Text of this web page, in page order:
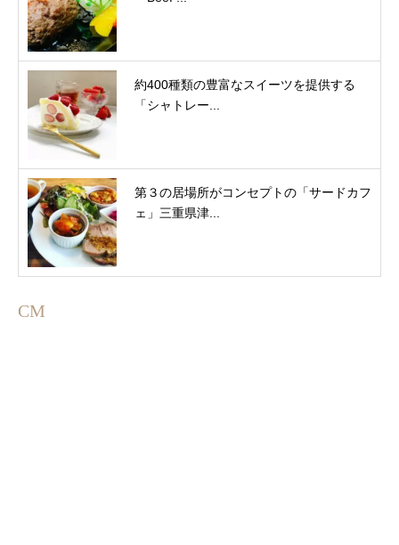
約400種類の豊富なスイーツを提供する
「シャトレー...
第３の居場所がコンセプトの「サードカフ
ェ」三重県津...
CM